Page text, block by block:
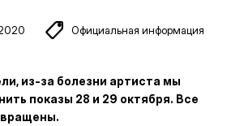
Официальная информация
из-за болезни артиста мы
показы 28 и 29 октября. Все